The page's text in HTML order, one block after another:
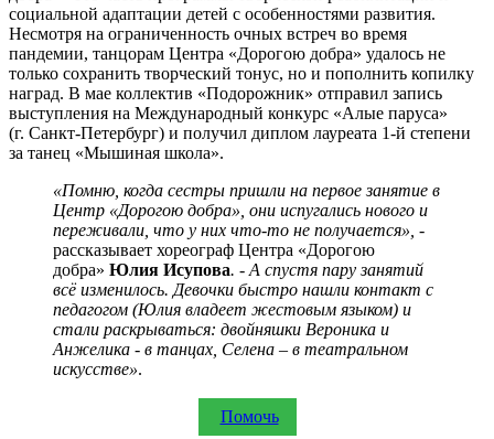
социальной адаптации детей с особенностями развития.
Несмотря на ограниченность очных встреч во время
пандемии, танцорам Центра «Дорогою добра» удалось не
только сохранить творческий тонус, но и пополнить копилку
наград. В мае коллектив «Подорожник» отправил запись
выступления на Международный конкурс «Алые паруса»
(г. Санкт-Петербург) и получил диплом лауреата 1-й степени
за танец «Мышиная школа».
«Помню, когда сестры пришли на первое занятие в
Центр «Дорогою добра», они испугались нового и
переживали, что у них что-то не получается», -
рассказывает хореограф Центра «Дорогою
добра» Юлия Исупова. - А спустя пару занятий
всё изменилось. Девочки быстро нашли контакт с
педагогом (Юлия владеет жестовым языком) и
стали раскрываться: двойняшки Вероника и
Анжелика - в танцах, Селена – в театральном
искусстве».
Помочь